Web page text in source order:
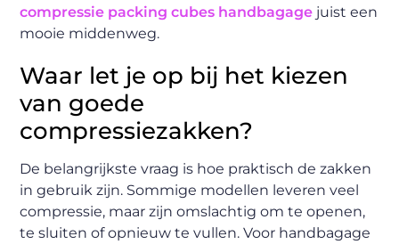
compressie packing cubes handbagage juist een
mooie middenweg.
Waar let je op bij het kiezen
van goede
compressiezakken?
De belangrijkste vraag is hoe praktisch de zakken
in gebruik zijn. Sommige modellen leveren veel
compressie, maar zijn omslachtig om te openen,
te sluiten of opnieuw te vullen. Voor handbagage